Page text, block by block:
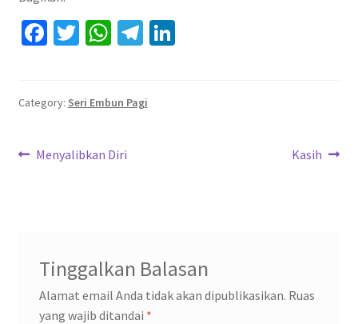
Fa
o
k
T
er
W
sA
p
Te
a
Li
Category: Seri Embun Pagi
Navigasi
Previous
Menyalibkan Diri
Next
Kasih
Tinggalkan Balasan
Alamat email Anda tidak akan dipublikasikan. Ruas
yang wajib ditandai *